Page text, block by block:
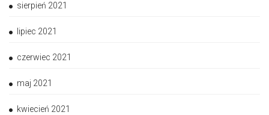
sierpień 2021
lipiec 2021
czerwiec 2021
maj 2021
kwiecień 2021